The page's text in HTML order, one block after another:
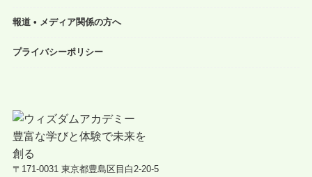
報道 • メディア関係の方へ
プライバシーポリシー
〒171-0031 東京都豊島区目白2-20-5